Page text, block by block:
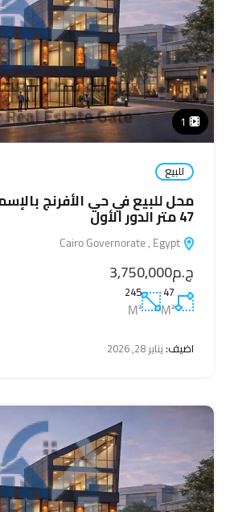
1
للبيع
محل للبيع في حي الأفرنج
47 متر الدور الأول
ج.م3,750,000
47
M²
245
M²
اضيف:يناير 28, 2026